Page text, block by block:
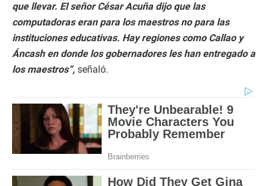
que llevar. El señor César Acuña dijo que las
computadoras eran para los maestros no para las
instituciones educativas. Hay regiones como Callao y
Áncash en donde los gobernadores les han entregado a
los maestros”, señaló.